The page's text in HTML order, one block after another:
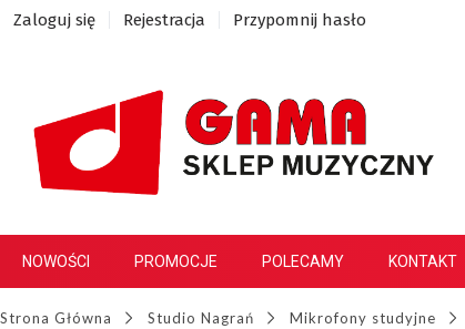
Zaloguj się Rejestracja Przypomnij hasło
NOWOŚCI PROMOCJE POLECAMY KONTAKT
Strona Główna Studio Nagrań Mikrofony studyjne